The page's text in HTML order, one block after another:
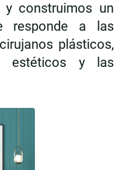
y construimos un
responde a las
plásticos,
estéticos y las